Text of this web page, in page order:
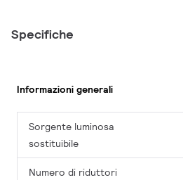
Specifiche
Informazioni generali
Sorgente luminosa
sostituibile
Numero di riduttori